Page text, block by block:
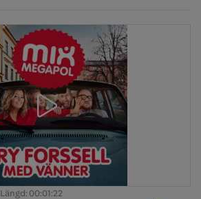
Längd: 00:01:22